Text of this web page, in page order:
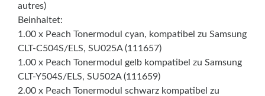
autres)
Beinhaltet:
1.00 x Peach Tonermodul cyan, kompatibel zu Samsung
CLT-C504S/ELS, SU025A (111657)
1.00 x Peach Tonermodul gelb kompatibel zu Samsung
CLT-Y504S/ELS, SU502A (111659)
2.00 x Peach Tonermodul schwarz kompatibel zu